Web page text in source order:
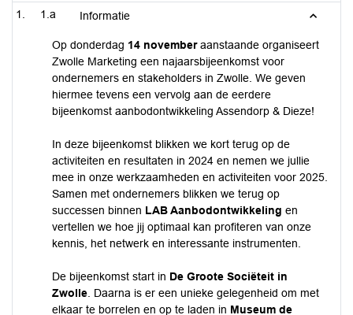
1.a Informatie
Op donderdag 14 novemberaanstaande organiseert
Zwolle Marketing een najaarsbijeenkomst voor
ondernemers en stakeholders in Zwolle. We geven
hiermee tevens een vervolg aan de eerdere
bijeenkomst aanbodontwikkeling Assendorp & Dieze!
In deze bijeenkomst blikken we kort terug op de
activiteiten en resultaten in 2024 en nemen we jullie
mee in onze werkzaamheden en activiteiten voor 2025.
Samen met ondernemers blikken we terug op
successen binnen LAB Aanbodontwikkeling en
vertellen we hoe jij optimaal kan profiteren van onze
kennis, het netwerk en interessante instrumenten.
De bijeenkomst start in De Groote Sociëteit in
Zwolle . Daarna is er een unieke gelegenheid om met
elkaar te borrelen en op te laden in Museum de